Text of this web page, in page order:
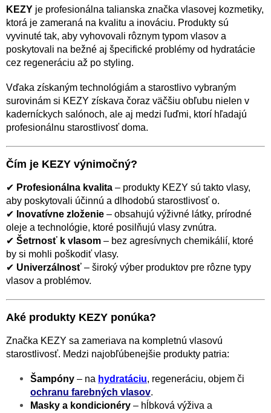
KEZY je profesionálna talianska značka vlasovej kozmetiky,
ktorá je zameraná na kvalitu a inováciu. Produkty sú
vyvinuté tak, aby vyhovovali rôznym typom vlasov a
poskytovali na bežné aj špecifické problémy od hydratácie
cez regeneráciu až po styling.
Vďaka získaným technológiám a starostlivo vybraným
surovinám si KEZY získava čoraz väčšiu obľubu nielen v
kaderníckych salónoch, ale aj medzi ľuďmi, ktorí hľadajú
profesionálnu starostlivosť doma.
Čím je KEZY výnimočný?
✔ Profesionálna kvalita – produkty KEZY sú takto vlasy,
aby poskytovali účinnú a dlhodobú starostlivosť o.
✔ Inovatívne zloženie – obsahujú výživné látky, prírodné
oleje a technológie, ktoré posilňujú vlasy zvnútra.
✔ Šetrnosť k vlasom – bez agresívnych chemikálií, ktoré
by si mohli poškodiť vlasy.
✔ Univerzálnosť – široký výber produktov pre rôzne typy
vlasov a problémov.
Aké produkty KEZY ponúka?
Značka KEZY sa zameriava na kompletnú vlasovú
starostlivosť. Medzi najobľúbenejšie produkty patria:
Šampóny – na hydratáciu, regeneráciu, objem či
ochranu farebných vlasov.
Masky a kondicionéry – hĺbková výživa a